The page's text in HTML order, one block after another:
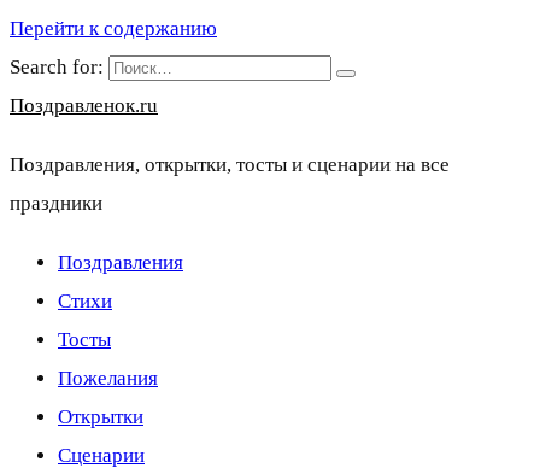
Перейти к содержанию
Search for:
Поздравленок.ru
Поздравления, открытки, тосты и сценарии на все
праздники
Поздравления
Стихи
Тосты
Пожелания
Открытки
Сценарии